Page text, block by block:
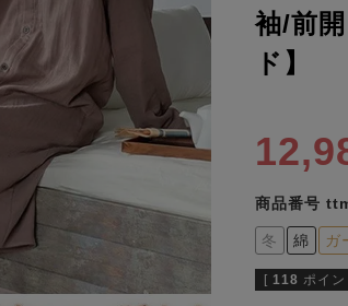
袖/前
ド】
商品番号
冬 綿 ガ
[ 118 ポイ